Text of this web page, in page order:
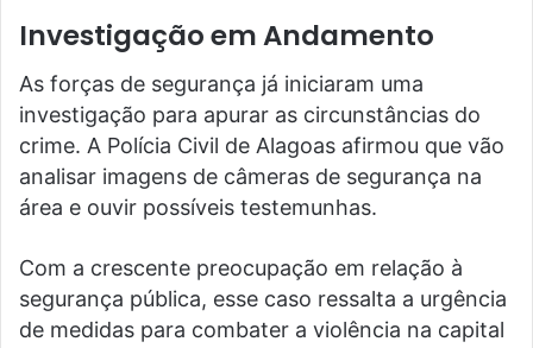
Investigação em Andamento
As forças de segurança já iniciaram uma
investigação para apurar as circunstâncias do
crime. A Polícia Civil de Alagoas afirmou que vão
analisar imagens de câmeras de segurança na
área e ouvir possíveis testemunhas.
Com a crescente preocupação em relação à
segurança pública, esse caso ressalta a urgência
de medidas para combater a violência na capital